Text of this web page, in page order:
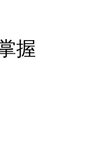
握